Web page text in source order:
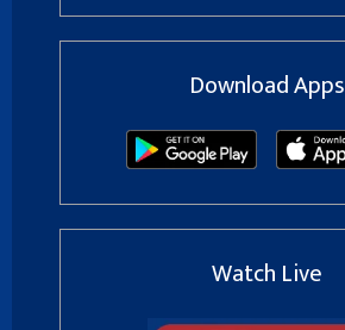
Download Apps
Watch Live